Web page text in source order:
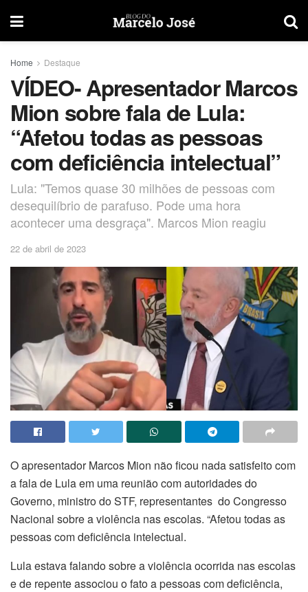
Home Destaque
VÍDEO- Apresentador Marcos
Mion sobre fala de Lula:
“Afetou todas as pessoas
com deficiência intelectual”
Lula: "Temos quase 30 milhões de pessoas com
desequilíbrio de parafuso. Pode uma hora
acontecer uma desgraça". Marcos Mion reagiu
22 de abril de 2023
O apresentador Marcos Mion não ficou nada satisfeito com
a fala de Lula em uma reunião com autoridades do
Governo, ministro do STF, representantes do Congresso
Nacional sobre a violência nas escolas. “Afetou todas as
pessoas com deficiência intelectual.
Lula estava falando sobre a violência ocorrida nas escolas
e de repente associou o fato a pessoas com deficiência,